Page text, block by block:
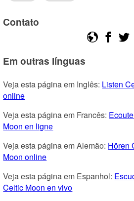
Contato
Em outras línguas
Veja esta página em Inglês: Listen
online
Veja esta página em Francês:
Moon en ligne
Veja esta página em Alemão: Hören
Moon online
Veja esta página em Espanhol:
Celtic Moon en vivo